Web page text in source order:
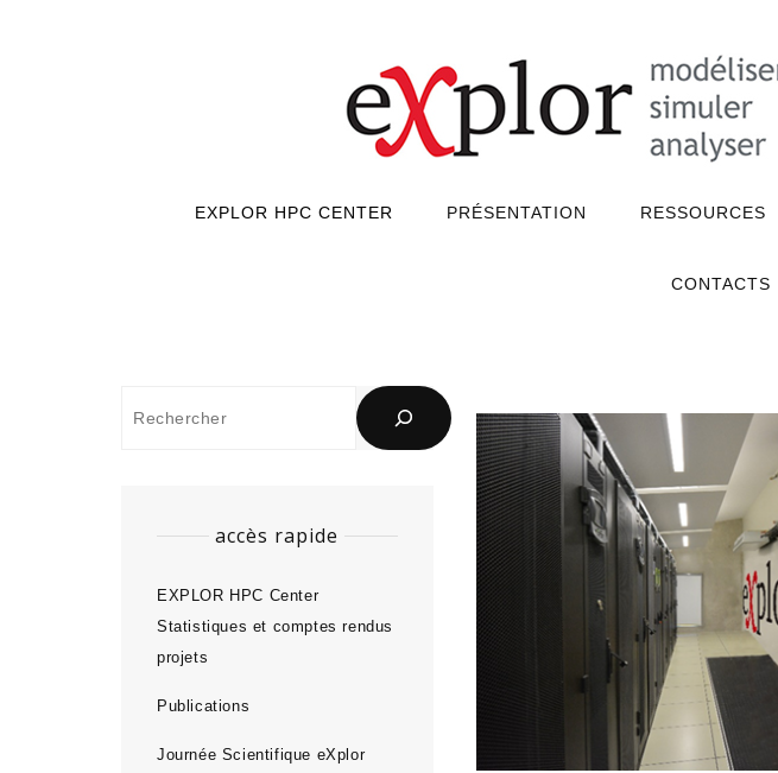
EXPLOR HPC CENTER PRÉSENTATION RESSOURCES
CONTACTS
accès rapide
EXPLOR HPC Center
Statistiques et comptes rendus
projets
Publications
Journée Scientifique eXplor